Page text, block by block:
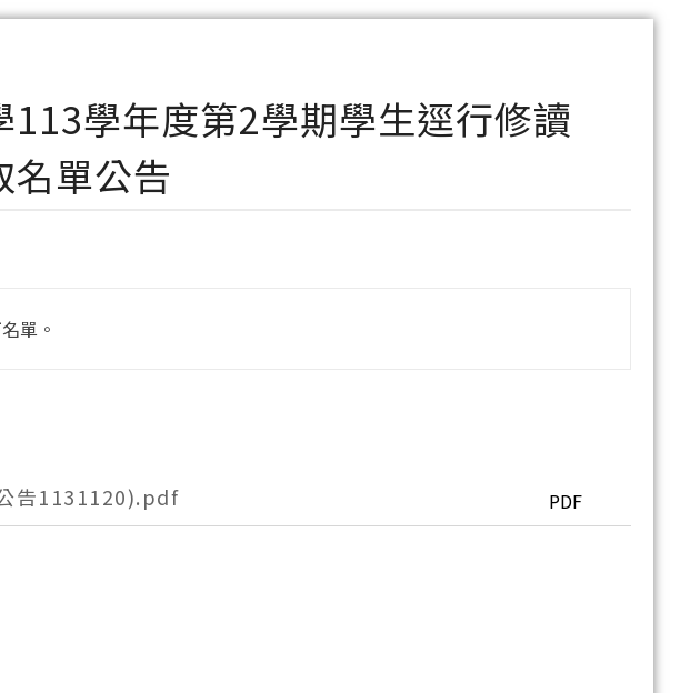
113學年度第2學期學生逕行修讀
名單公告
單。
告1131120).pdf PDF